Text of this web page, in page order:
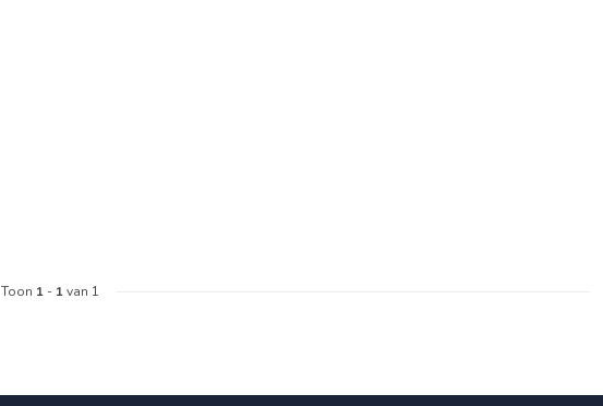
Toon 1 - 1van 1